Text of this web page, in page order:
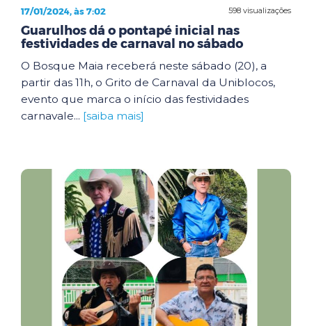
598 visualizações
17/01/2024, às 7:02
Guarulhos dá o pontapé inicial nas
festividades de carnaval no sábado
O Bosque Maia receberá neste sábado (20), a
partir das 11h, o Grito de Carnaval da Uniblocos,
evento que marca o início das festividades
carnavale... [saiba mais]